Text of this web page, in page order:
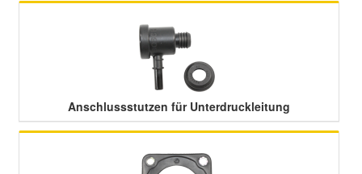
Anschlussstutzen für Unterdruckleitung
Nissan Ersatzteile